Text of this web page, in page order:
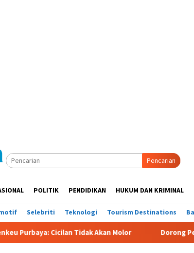
Pencarian
POLITIK PENDIDIKAN HUKUM DAN KRIMINAL
Selebriti Teknologi Tourism Destinations
Tidak Akan Molor Dorong Pelaku UMKM Naik